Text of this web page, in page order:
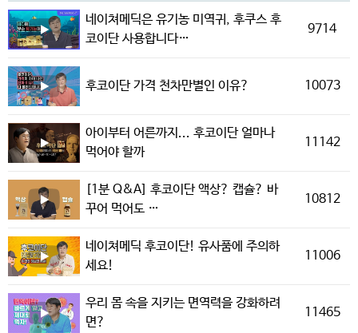
네이쳐메딕은 유기농 미역귀, 후쿠스 후
코이단 사용합니다…
9714
후코이단 가격 천차만별인 이유? 10073
아이부터 어른까지... 후코이단 얼마나
먹어야 할까
11142
[1분 Q&A] 후코이단 액상? 캡슐? 바
꾸어 먹어도 …
10812
네이쳐메딕 후코이단! 유사품에 주의하
세요!
11006
우리 몸 속을 지키는 면역력을 강화하려
면?
11465